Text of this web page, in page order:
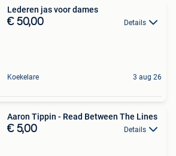
Lederen jas voor dames
€ 50,00 Details
Koekelare 3 aug 26
Aaron Tippin - Read Between The Lines
€ 5,00 Details